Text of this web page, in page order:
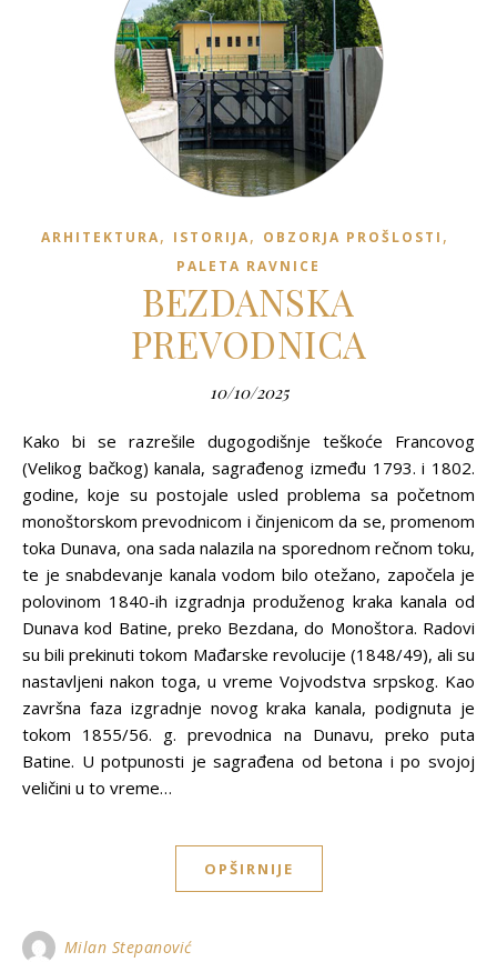
ARHITEKTURA, ISTORIJA, OBZORJA PROŠLOSTI ,
PALETA RAVNICE
BEZDANSKA
PREVODNICA
10/10/2025
Kako bi se razrešile dugogodišnje teškoće Francovog
(Velikog bačkog) kanala, sagrađenog između 1793. i 1802.
godine, koje su postojale usled problema sa početnom
monoštorskom prevodnicom i činjenicom da se, promenom
toka Dunava, ona sada nalazila na sporednom rečnom toku,
te je snabdevanje kanala vodom bilo otežano, započela je
polovinom 1840-ih izgradnja produženog kraka kanala od
Dunava kod Batine, preko Bezdana, do Monoštora. Radovi
su bili prekinuti tokom Mađarske revolucije (1848/49), ali su
nastavljeni nakon toga, u vreme Vojvodstva srpskog. Kao
završna faza izgradnje novog kraka kanala, podignuta je
tokom 1855/56. g. prevodnica na Dunavu, preko puta
Batine. U potpunosti je sagrađena od betona i po svojoj
veličini u to vreme…
OPŠIRNIJE
Milan Stepanović